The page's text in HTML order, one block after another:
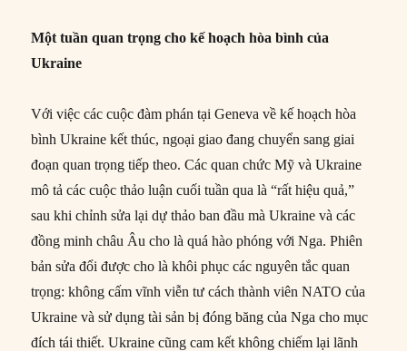
Một tuần quan trọng cho kế hoạch hòa bình của
Ukraine
Với việc các cuộc đàm phán tại Geneva về kế hoạch hòa
bình Ukraine kết thúc, ngoại giao đang chuyển sang giai
đoạn quan trọng tiếp theo. Các quan chức Mỹ và Ukraine
mô tả các cuộc thảo luận cuối tuần qua là “rất hiệu quả,”
sau khi chỉnh sửa lại dự thảo ban đầu mà Ukraine và các
đồng minh châu Âu cho là quá hào phóng với Nga. Phiên
bản sửa đổi được cho là khôi phục các nguyên tắc quan
trọng: không cấm vĩnh viễn tư cách thành viên NATO của
Ukraine và sử dụng tài sản bị đóng băng của Nga cho mục
đích tái thiết. Ukraine cũng cam kết không chiếm lại lãnh